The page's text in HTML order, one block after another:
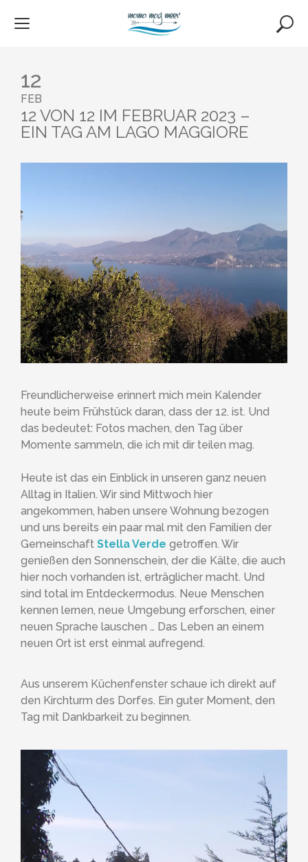
12
FEB
12 VON 12 IM FEBRUAR 2023 –
EIN TAG AM LAGO MAGGIORE
Freundlicherweise erinnert mich mein Kalender
heute beim Frühstück daran, dass der 12. ist. Und
das bedeutet: Fotos machen, den Tag über
Momente sammeln, die ich mit dir teilen mag.
Heute ist das ein Einblick in unseren ganz neuen
Alltag in Italien. Wir sind Mittwoch hier
angekommen, haben unsere Wohnung bezogen
und uns bereits ein paar mal mit den Familien der
Gemeinschaft Stella Verde getroffen. Wir
genießen den Sonnenschein, der die Kälte, die auch
hier noch vorhanden ist, erträglicher macht. Und
sind total im Entdeckermodus. Neue Menschen
kennen lernen, neue Umgebung erforschen, einer
neuen Sprache lauschen … Das Leben an einem
neuen Ort ist erst einmal aufregend.
Aus unserem Küchenfenster schaue ich direkt auf
den Kirchturm des Dorfes. Ein guter Moment, den
Tag mit Dankbarkeit zu beginnen.